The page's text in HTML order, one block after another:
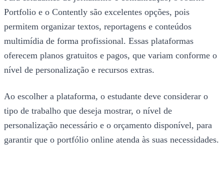
Portfolio e o Contently são excelentes opções, pois
permitem organizar textos, reportagens e conteúdos
multimídia de forma profissional. Essas plataformas
oferecem planos gratuitos e pagos, que variam conforme o
nível de personalização e recursos extras.
Ao escolher a plataforma, o estudante deve considerar o
tipo de trabalho que deseja mostrar, o nível de
personalização necessário e o orçamento disponível, para
garantir que o portfólio online atenda às suas necessidades.